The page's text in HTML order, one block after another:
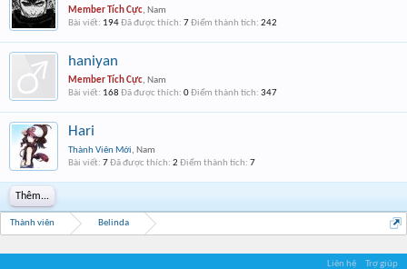
Member Tích Cực, Nam
Bài viết: 194Đã được thích: 7Điểm thành tích: 242
haniyan
Member Tích Cực, Nam
Bài viết: 168 Đã được thích: 0Điểm thành tích: 347
Hari
Thành Viên Mới, Nam
Bài viết: 7Đã được thích: 2 Điểm thành tích: 7
Thêm...
Thành viên Belinda
Liên hệ Trợ giúp